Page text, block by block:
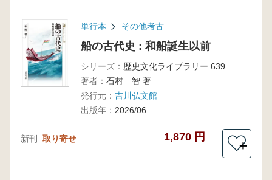
単行本 その他考古
船の古代史 : 和船誕生以前
シリーズ： 歴史文化ライブラリー 639
著者： 石村 智 著
発行元： 吉川弘文館
出版年： 2026/06
新刊 取り寄せ 1,870 円
＋